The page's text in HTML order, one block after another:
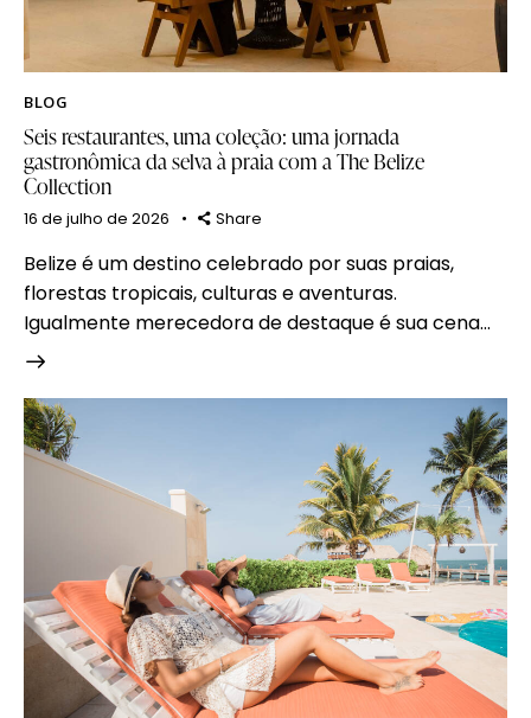
BLOG
Seis restaurantes, uma coleção: uma jornada
gastronômica da selva à praia com a The Belize
Collection
16 de julho de 2026 Share
Belize é um destino celebrado por suas praias,
florestas tropicais, culturas e aventuras.
Igualmente merecedora de destaque é sua cena…